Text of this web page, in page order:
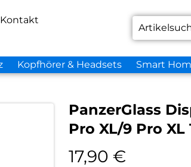
Kontakt
Kopfhörer & Headsets Smart
PanzerGlass
Pro XL/9 Pro
17,90 €